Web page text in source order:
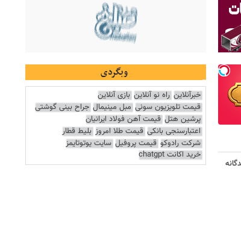
وبگردی
خبرآنلاین راه نو آنلاین بازی آنلاین
قیمت تلویزیون سونی مبل مینیمال جراح بینی گوشتی
پرشین هتل قیمت آهن فولاد ایرانیان
اعتبارسنجی بانکی قیمت طلا امروز بلیط قطار
شرکت رادوکو قیمت پروفیل سایت یوتوتایمز
خرید اکانت chatgpt